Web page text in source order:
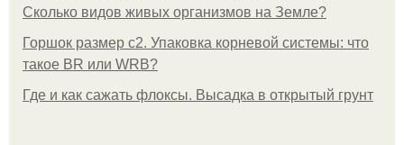
Сколько видов живых организмов на Земле?
Горшок размер с2. Упаковка корневой системы: что
такое BR или WRB?
Где и как сажать флоксы. Высадка в открытый грунт